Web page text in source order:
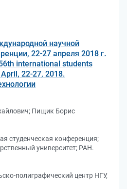
научной
22-27 апреля 2018 г.
international students
22-27, 2018.
Пищик Борис
студенческая конференция;
университет; РАН.
полиграфический центр НГУ,